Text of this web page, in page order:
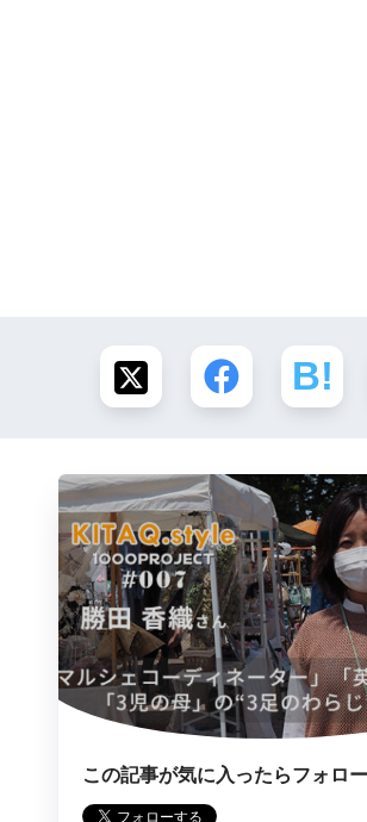
この記事が気に入ったらフォロ